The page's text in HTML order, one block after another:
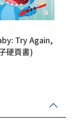
Try Again,
硬頁書)